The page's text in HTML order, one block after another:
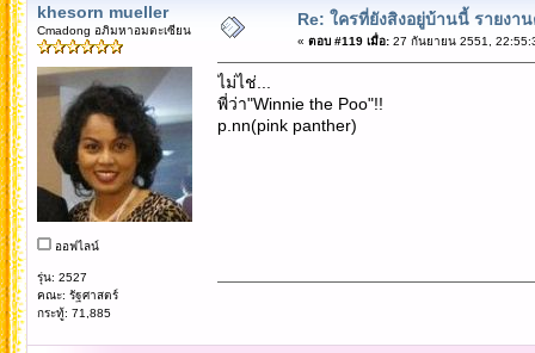
khesorn mueller
Cmadong อภิมหาอมตะเซียน
ออฟไลน์
รุ่น: 2527
คณะ: รัฐศาสตร์
กระทู้: 71,885
Re: ใครที่ยังสิงอยู่บ้านนี้ รายงา
« ตอบ #119 เมื่อ:27 กันยายน 2551,
ไม่ไช่...
พี่ว่า"Winnie the Poo"!!
p.nn(pink panther)